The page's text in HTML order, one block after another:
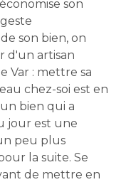
son
son bien, on
d'un artisan
Var : mettre sa
chez-soi est en
bien qui a
jour est une
peu plus
la suite. Se
de mettre en